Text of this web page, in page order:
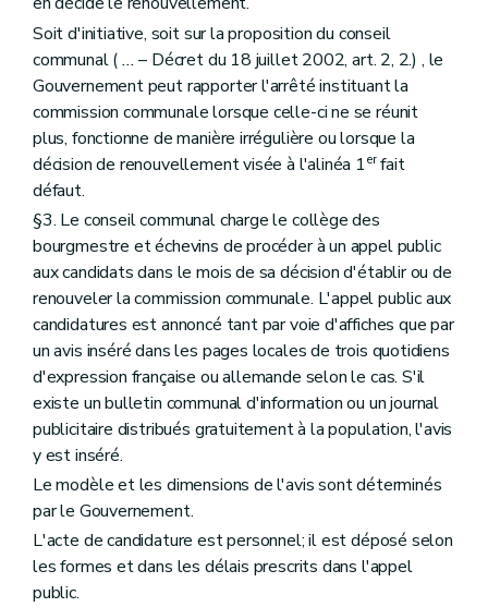
Chapitre premier
Intégration du patrimoine dans le cadre de vie de la société contemporaine
Art. 185
Art. 186
Chapitre II Définitions
Art. 187
Chapitre III
Missions, structures et fonctionnement de la Commission
Art. 188
Art. 189
Art. 191
Titre II De la protection, de la prévention, de la restauration
Chapitre premier Des mesures de protection
Section première De l'inventaire
Art. 192
Section 2
De la liste de sauvegarde
Art. 193
Art. 194
Art. 195
Section 3 Du classement
Art. 196
Art. 197
Art. 199
Art. 200
Art. 201
Art. 202
Art. 203
Soit d'initiative, soit sur la proposition du conseil
communal (...– Décret du 18 juillet 2002, art. 2, 2.) , le
Gouvernement peut rapporter l'arrêté instituant la
commission communale lorsque celle-ci ne se réunit
plus, fonctionne de manière irrégulière ou lorsque la
décision de renouvellement visée à l'alinéa 1erfait
défaut.
§3. Le conseil communal charge le collège des
bourgmestre et échevins de procéder à un appel public
aux candidats dans le mois de sa décision d'établir ou de
renouveler la commission communale. L'appel public aux
candidatures est annoncé tant par voie d'affiches que par
un avis inséré dans les pages locales de trois quotidiens
d'expression française ou allemande selon le cas. S'il
existe un bulletin communal d'information ou un journal
publicitaire distribués gratuitement à la population, l'avis
y est inséré.
Le modèle et les dimensions de l'avis sont déterminés
par le Gouvernement.
L'acte de candidature est personnel; il est déposé selon
les formes et dans les délais prescrits dans l'appel
public.